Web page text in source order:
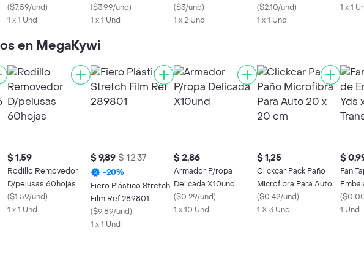
Níquel
($7.59/und)
1 x 1 Und
($3.99/und)
1 x 1 Und
($3/und)
1 x 2 Und
Dorado
($2.10/und)
1 x 1 Und
1 x 1
en MegaKywi
$ 1,59
Rodillo Removedor
D/pelusas 60hojas
($1.59/und)
1 x 1 Und
$ 9,89 $ 12,37
-20%
Fiero Plástico Stretch
Film Ref 289801
($9.89/und)
1 x 1 Und
$ 2,86
Armador P/ropa
Delicada X10und
($0.29/und)
1 x 10 Und
$ 1,25
Clickcar Pack Paño
Microfibra Para Auto
20 x 20 cm
($0.42/und)
1 X 3 Und
$
Fan
mm
(
1 Und